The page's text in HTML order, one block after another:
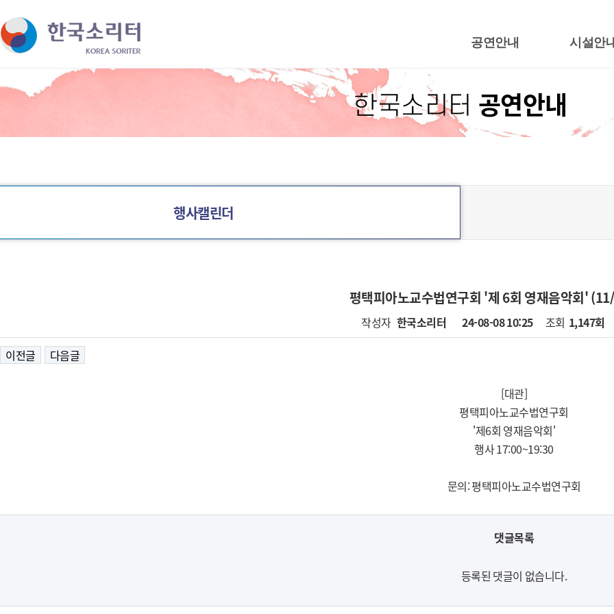
공연안내
행사캘린더
공연일정
시설안
야외공연
어울림광장
한국소리터 공연안내
행사캘린더
평택피아노교수법연구회 '제 6회 영재음악회'
페이지 정보
작성자 한국소리터 24-08-08 10:25 조회 1,147회
이전글
다음글
[대관]
평택피아노교수법연구회
'제6회 영재음악회'
행사 17:00~19:30
문의: 평택피아노교수법연구회
댓글목록
등록된 댓글이 없습니다.